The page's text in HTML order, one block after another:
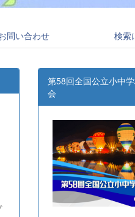
問い合わせ 検索
第58回全国公立小中
会